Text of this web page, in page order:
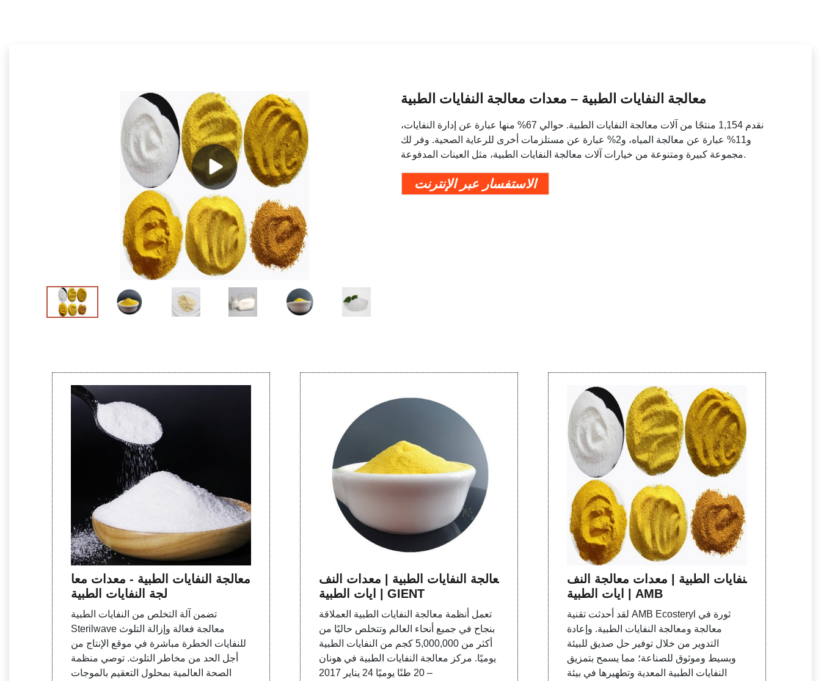
معالجة النفايات الطبية – معدات معالجة النفايات الطبية
نقدم 1,154 منتجًا من آلات معالجة النفايات الطبية. حوالي 67% منها عبارة عن إدارة النفايات،
و11% عبارة عن معالجة المياه، و2% عبارة عن مستلزمات أخرى للرعاية الصحية. وفر لك
مجموعة كبيرة ومتنوعة من خيارات آلات معالجة النفايات الطبية، مثل العينات المدفوعة.
الاستفسار عبر الإنترنت
معالجة النفايات الطبية - معدات معا
لجة النفايات الطبية
تضمن آلة التخلص من النفايات الطبية
Sterilwave معالجة فعالة وإزالة التلوث
للنفايات الخطرة مباشرة في موقع الإنتاج من
أجل الحد من مخاطر التلوث. توصي منظمة
الصحة العالمية بمحلول التعقيم بالموجات
معالجة النفايات الطبية | معدات النف
ايات الطبية | GIENT
تعمل أنظمة معالجة النفايات الطبية العملاقة
بنجاح في جميع أنحاء العالم وتتخلص حاليًا من
أكثر من 5,000,000 كجم من النفايات الطبية
يوميًا. مركز معالجة النفايات الطبية في هونان
– 20 طنًا يوميًا 24 يناير 2017
النفايات الطبية | معدات معالجة النف
ايات الطبية | AMB
لقد أحدثت تقنية AMB Ecosteryl ثورة في
معالجة ومعالجة النفايات الطبية. وإعادة
التدوير من خلال توفير حل صديق للبيئة
وبسيط وموثوق للصناعة؛ مما يسمح بتمزيق
النفايات الطبية المعدية وتطهيرها في بيئة